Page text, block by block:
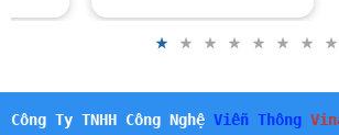
Công Ty TNHH Công Nghệ Viễn Thông